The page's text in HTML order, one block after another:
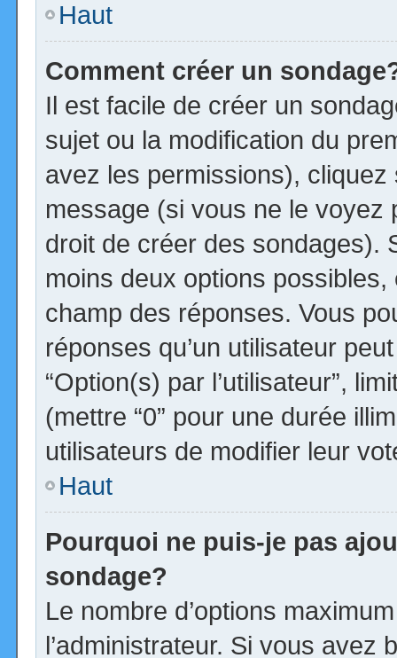
Haut
Comment créer un
Il est facile de créer un
sujet ou la modification du
avez les permissions), cliquez
message (si vous ne le voyez
droit de créer des sondages).
moins deux options
champ des réponses. Vous
réponses qu’un utilisateur
“Option(s) par l’utilisateur”,
(mettre “0” pour une durée
utilisateurs de modifier leur
Haut
Pourquoi ne puis-je pas
sondage?
Le nombre d’options
l’administrateur. Si vous avez